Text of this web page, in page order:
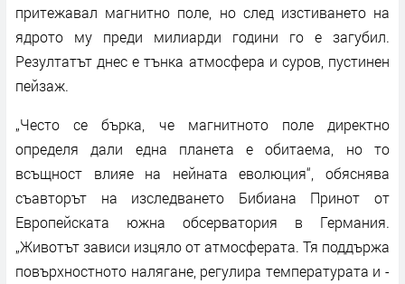
притежавал магнитно поле, но след изстиването на
ядрото му преди милиарди години го е загубил.
Резултатът днес е тънка атмосфера и суров, пустинен
пейзаж.
„Често се бърка, че магнитното поле директно
определя дали една планета е обитаема, но то
всъщност влияе на нейната еволюция“, обяснява
съавторът на изследването Бибиана Принот от
Европейската южна обсерватория в Германия.
„Животът зависи изцяло от атмосферата. Тя поддържа
повърхностното налягане, регулира температурата и -